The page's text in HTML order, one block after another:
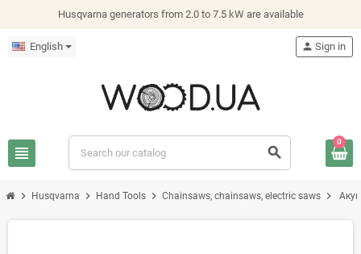
Husqvarna generators from 2.0 to 7.5 kW are available
English
view_headline search
person Sign in
0
chevron_right Husqvarna chevron_right Hand Tools chevron_right Chainsaws, chainsaws, electric saws chevron_right